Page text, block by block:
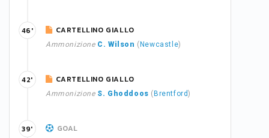
CARTELLINO GIALLO
Ammonizione C. Wilson ( Newcastle)
46'
CARTELLINO GIALLO
Ammonizione S. Ghoddoos ( Brentford)
42'
GOAL
39'